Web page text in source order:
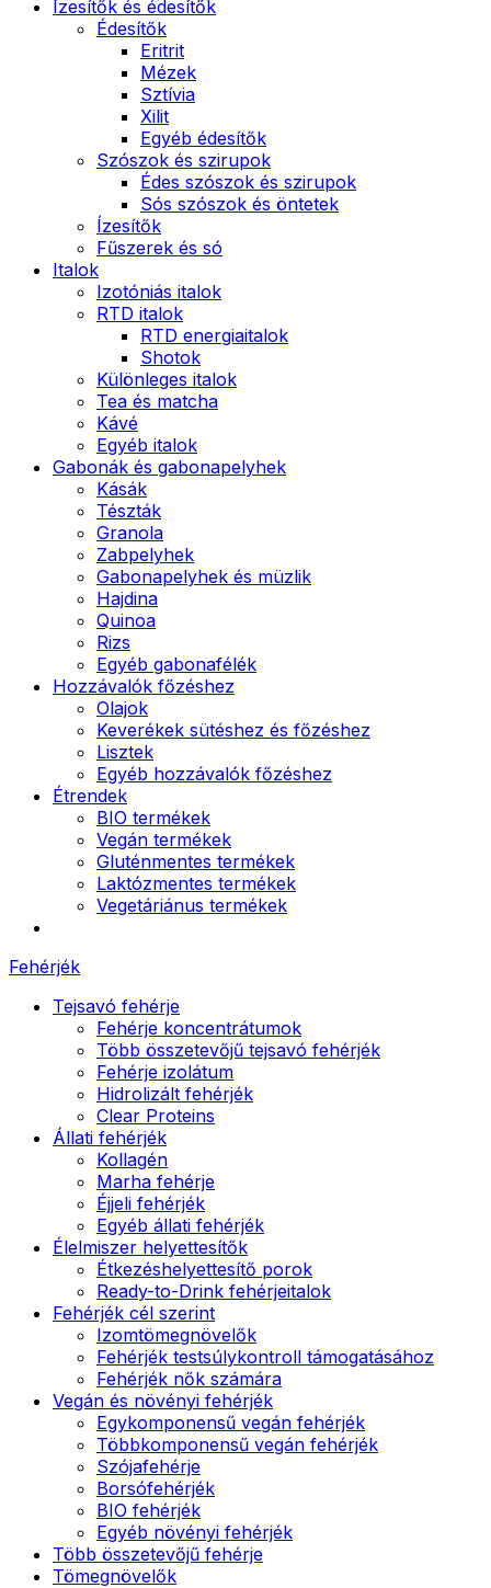
Ízesítők és édesítők
Édesítők
Eritrit
Mézek
Sztívia
Xilit
Egyéb édesítők
Szószok és szirupok
Édes szószok és szirupok
Sós szószok és öntetek
Ízesítők
Fűszerek és só
Italok
Izotóniás italok
RTD italok
RTD energiaitalok
Shotok
Különleges italok
Tea és matcha
Kávé
Egyéb italok
Gabonák és gabonapelyhek
Kásák
Tészták
Granola
Zabpelyhek
Gabonapelyhek és müzlik
Hajdina
Quinoa
Rizs
Egyéb gabonafélék
Hozzávalók főzéshez
Olajok
Keverékek sütéshez és főzéshez
Lisztek
Egyéb hozzávalók főzéshez
Étrendek
BIO termékek
Vegán termékek
Gluténmentes termékek
Laktózmentes termékek
Vegetáriánus termékek
Fehérjék
Tejsavó fehérje
Fehérje koncentrátumok
Több összetevőjű tejsavó fehérjék
Fehérje izolátum
Hidrolizált fehérjék
Clear Proteins
Állati fehérjék
Kollagén
Marha fehérje
Éjjeli fehérjék
Egyéb állati fehérjék
Élelmiszer helyettesítők
Étkezéshelyettesítő porok
Ready-to-Drink fehérjeitalok
Fehérjék cél szerint
Izomtömegnövelők
Fehérjék testsúlykontroll támogatásához
Fehérjék nők számára
Vegán és növényi fehérjék
Egykomponensű vegán fehérjék
Többkomponensű vegán fehérjék
Szójafehérje
Borsófehérjék
BIO fehérjék
Egyéb növényi fehérjék
Több összetevőjű fehérje
Tömegnövelők